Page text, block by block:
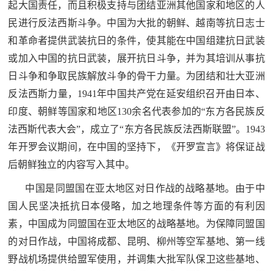
防
文
旅
红
色
文
旅
于
们
起大国责任，而且积极支持与团结亚洲其他国家和地区的人
民进行反法西斯斗争。中国为大批的朝鲜、越南等抗日志士
和革命者提供武装抗日的条件，使其能在中国组建抗日武装
或加入中国的抗日武装，展开抗日斗争，并为其培训从事抗
日斗争和争取民族解放斗争的骨干力量。为团结和壮大亚洲
反法西斯力量，1941年中国共产党在延安组织召开由日本、
印度、朝鲜等国家和地区130余名代表参加的“东方各民族反
法西斯代表大会”，成立了“东方各民族反法西斯联盟”。1943
年开罗会议期间，在中国的坚持下，《开罗宣言》将保证战
后朝鲜独立的内容写入其中。
中国是同盟国在亚太地区对日作战的战略基地。由于中
国人民坚决抵抗日本侵略，加之地理条件等方面的有利因
素，中国成为同盟国在亚太地区的战略基地。为保障同盟国
的对日作战，中国将成都、昆明、柳州等空军基地、第一线
野战机场提供给盟军使用，并调集大批军队保卫这些基地、